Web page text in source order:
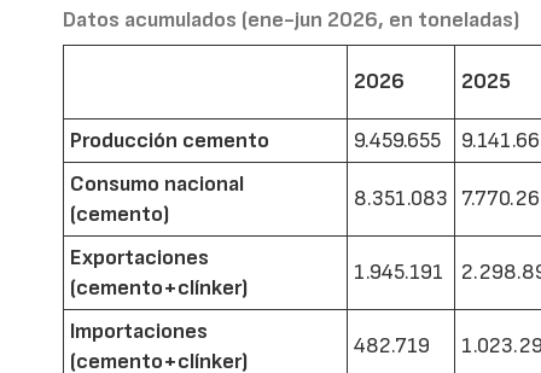
Datos acumulados (ene-jun 2026, en toneladas)
2026 2025
Producción cemento 9.459.655
Consumo nacional
(cemento)
8.351.083
Exportaciones
(cemento+clínker)
1.945.191
Importaciones
(cemento+clínker)
482.719